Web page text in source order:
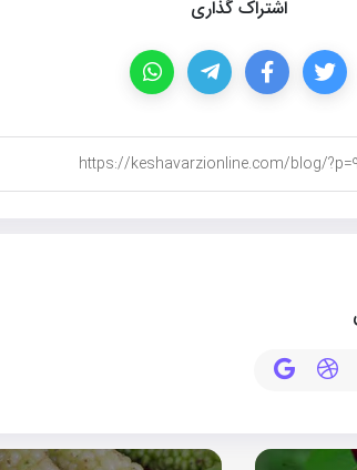
اشتراک گذاری